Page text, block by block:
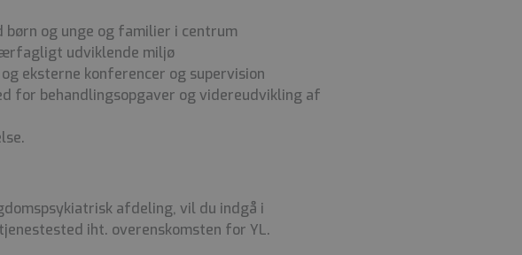
børn og unge og familier i centrum
udviklende miljø
eksterne konferencer og supervision
for behandlingsopgaver og videreudvikling af
afdeling, vil du indgå i
iht. overenskomsten for YL.